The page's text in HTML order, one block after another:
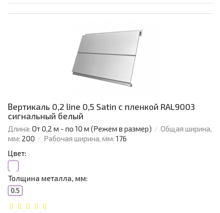
Вертикаль 0,2 line 0,5 Satin с пленкой RAL9003
сигнальный белый
Длина: От 0,2 м - по 10 м (Режем в размер)
Общая ширина,
мм: 200 Рабочая ширина, мм: 176
Цвет:
Толщина металла, мм:
0.5